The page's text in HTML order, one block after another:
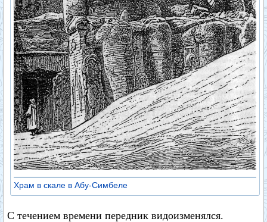
Храм в скале в Абу-Симбеле
С течением времени передник видоизменялся.